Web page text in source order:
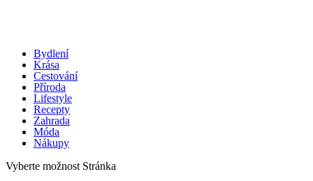
Bydlení
Krása
Cestování
Příroda
Lifestyle
Recepty
Zahrada
Móda
Nákupy
Vyberte možnost Stránka